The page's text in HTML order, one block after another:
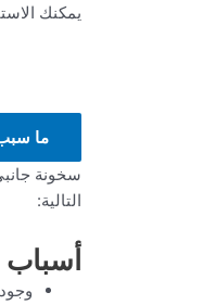
يمكنك
ما
سخونة
التالية:
أسباب